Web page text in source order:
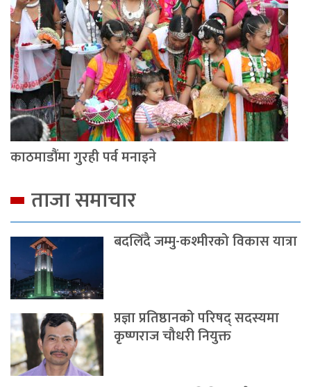
काठमाडौंमा गुरही पर्व मनाइने
ताजा समाचार
बदलिँदै जम्मु-कश्मीरको विकास यात्रा
प्रज्ञा प्रतिष्ठानको परिषद् सदस्यमा
कृष्णराज चौधरी नियुक्त